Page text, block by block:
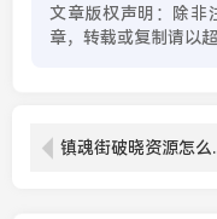
文章版权声明：除非
章，转载或复制请以
镇魂街破晓